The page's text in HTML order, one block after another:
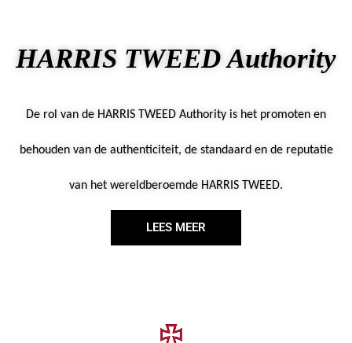
HARRIS TWEED Authority
De rol van de HARRIS TWEED Authority is het promoten en
behouden van de authenticiteit, de standaard en de reputatie
van het wereldberoemde HARRIS TWEED.
LEES MEER